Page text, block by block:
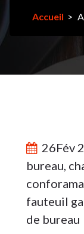
Accueil >
26
FÉV 2024
26Fév
bureau
conforama
fauteuil
de bureau